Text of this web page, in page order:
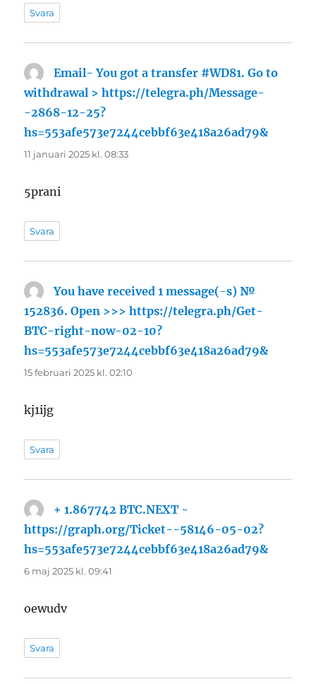
Svara
Email- You got a transfer #WD81. Go to
withdrawal > https://telegra.ph/Message-
-2868-12-25?
hs=553afe573e7244cebbf63e418a26ad79&
11 januari 2025 kl. 08:33
5prani
Svara
You have received 1 message(-s) №
152836. Open >>> https://telegra.ph/Get-
BTC-right-now-02-10?
hs=553afe573e7244cebbf63e418a26ad79&
15 februari 2025 kl. 02:10
kj1ijg
Svara
+ 1.867742 BTC.NEXT -
https://graph.org/Ticket--58146-05-02?
hs=553afe573e7244cebbf63e418a26ad79&
6 maj 2025 kl. 09:41
oewudv
Svara